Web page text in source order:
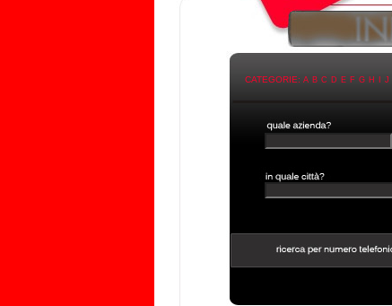
CATEGORIE: A B C D E F G H J